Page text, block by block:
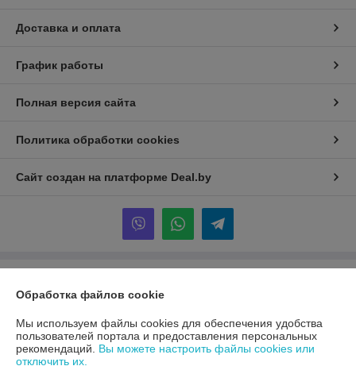
Доставка и оплата
График работы
Полная версия сайта
Политика обработки cookies
Сайт создан на платформе Deal.by
ул. Сухаревская, ДОМ 16, пом. 16, 220019
Регистрационный номер ЕГР: 192849314
Обработка файлов cookie
Мы используем файлы cookies для обеспечения удобства
пользователей портала и предоставления персональных
рекомендаций. Вы можете настроить файлы cookies или
отключить их.